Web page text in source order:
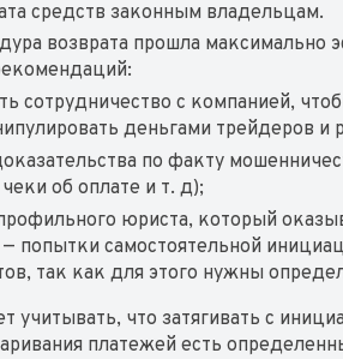
средств законным владельцам.
возврата прошла
сотрудничество с компанией,
деньгами трейдеров и
по факту
об оплате и т. д);
юриста, который
— попытки самостоятельной
так как для этого нужны
учитывать, что затягивать с
платежей есть